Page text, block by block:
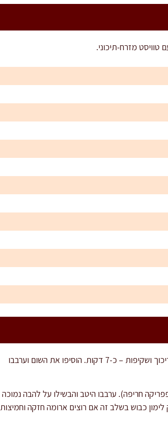
במחבת רחבה, חממו את שמן הזית והוסיפו את הבצל. טגנו על להבה בינונית עד ריכוך ושקיפות – כ-7 דקות. הוסיפו את השום וערבבו
חריפה). ערבבו היטב והבשילו על להבה נמוכה
כבוש בשלב זה אם רוצים ארומה חזקה וחמיצות